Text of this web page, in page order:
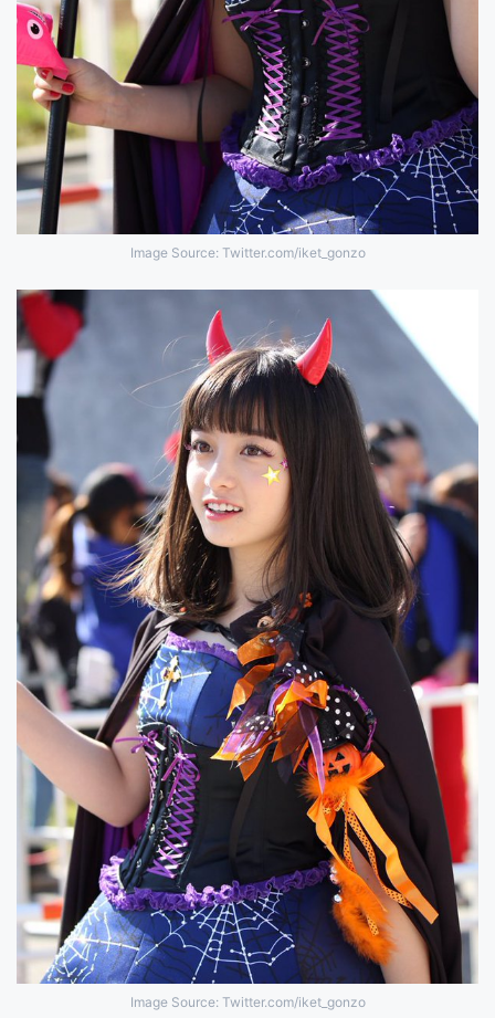
Image Source: Twitter.com/iket_gonzo
Image Source: Twitter.com/iket_gonzo